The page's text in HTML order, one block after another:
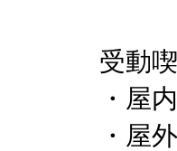
受動
・屋
・屋